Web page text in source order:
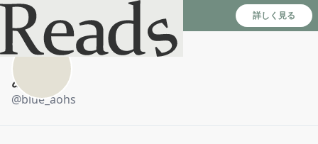
Reads - 読書のSNS＆記録アプリ 詳しく見る
あお
@blue_aohs